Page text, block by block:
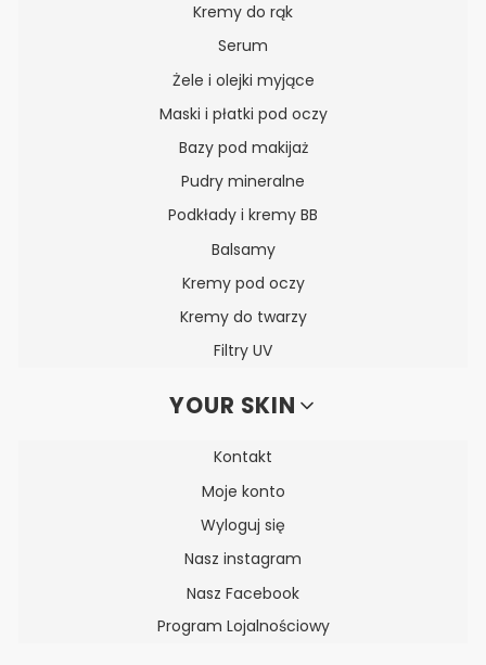
Kremy do rąk
Serum
Żele i olejki myjące
Maski i płatki pod oczy
Bazy pod makijaż
Pudry mineralne
Podkłady i kremy BB
Balsamy
Kremy pod oczy
Kremy do twarzy
Filtry UV
YOUR SKIN
Kontakt
Moje konto
Wyloguj się
Nasz instagram
Nasz Facebook
Program Lojalnościowy